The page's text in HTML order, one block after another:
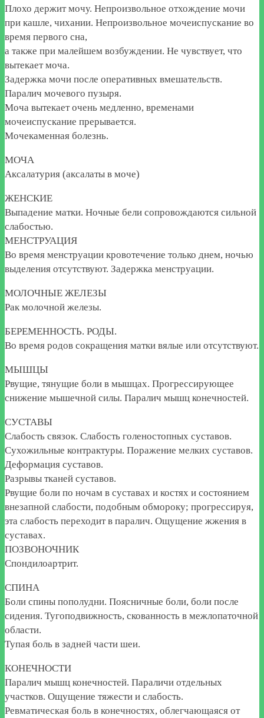
Плохо держит мочу. Непроизвольное отхождение мочи
при кашле, чихании. Непроизвольное мочеиспускание во
время первого сна,
а также при малейшем возбуждении. Не чувствует, что
вытекает моча.
Задержка мочи после оперативных вмешательств.
Паралич мочевого пузыря.
Моча вытекает очень медленно, временами
мочеиспускание прерывается.
Мочекаменная болезнь.
МОЧА
Аксалатурия (аксалаты в моче)
ЖЕНСКИЕ
Выпадение матки. Ночные бели сопровождаются сильной
слабостью.
МЕНСТРУАЦИЯ
Во время менструации кровотечение только днем, ночью
выделения отсутствуют. Задержка менструации.
МОЛОЧНЫЕ ЖЕЛЕЗЫ
Рак молочной железы.
БЕРЕМЕННОСТЬ. РОДЫ.
Во время родов сокращения матки вялые или отсутствуют.
МЫШЦЫ
Рвущие, тянущие боли в мышцах. Прогрессирующее
снижение мышечной силы. Паралич мышц конечностей.
СУСТАВЫ
Слабость связок. Слабость голеностопных суставов.
Сухожильные контрактуры. Поражение мелких суставов.
Деформация суставов.
Разрывы тканей суставов.
Рвущие боли по ночам в суставах и костях и состоянием
внезапной слабости, подобным обмороку; прогрессируя,
эта слабость переходит в паралич. Ощущение жжения в
суставах.
ПОЗВОНОЧНИК
Спондилоартрит.
СПИНА
Боли спины пополудни. Поясничные боли, боли после
сидения. Тугоподвижность, скованность в межлопаточной
области.
Тупая боль в задней части шеи.
КОНЕЧНОСТИ
Паралич мышц конечностей. Параличи отдельных
участков. Ощущение тяжести и слабость.
Ревматическая боль в конечностях, облегчающаяся от